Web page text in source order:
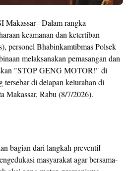
Dalam rangka
keamanan dan ketertiban
personel Bhabinkamtibmas Polsek
melaksanakan pemasangan dan
"STOP GENG MOTOR!" di
tersebar di delapan kelurahan di
Makassar, Rabu (8/7/2026).
bagian dari langkah preventif
masyarakat agar bersama-